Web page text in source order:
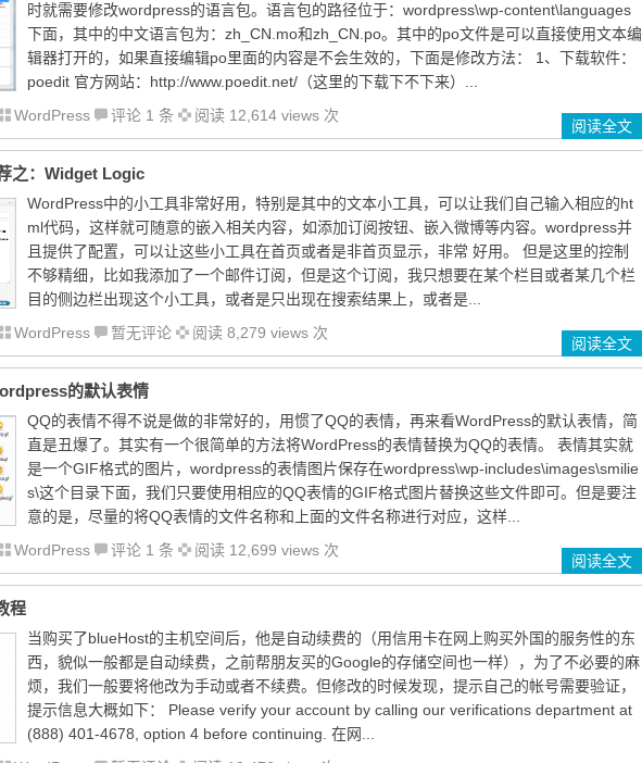
时就需要修改wordpress的语言包。语言包的路径位于：wordpress\wp-content\languages
下面，其中的中文语言包为：zh_CN.mo和zh_CN.po。其中的po文件是可以直接使用文本编
辑器打开的，如果直接编辑po里面的内容是不会生效的，下面是修改方法： 1、下载软件：
poedit 官方网站：http://www.poedit.net/（这里的下载下不下来）...
WordPress 评论 1 条 阅读 12,614 views 次
阅读全文
之：Widget Logic
WordPress中的小工具非常好用，特别是其中的文本小工具，可以让我们自己输入相应的ht
ml代码，这样就可随意的嵌入相关内容，如添加订阅按钮、嵌入微博等内容。wordpress并
且提供了配置，可以让这些小工具在首页或者是非首页显示，非常 好用。 但是这里的控制
不够精细，比如我添加了一个邮件订阅，但是这个订阅，我只想要在某个栏目或者某几个栏
目的侧边栏出现这个小工具，或者是只出现在搜索结果上，或者是...
WordPress 暂无评论 阅读 8,279 views 次
阅读全文
的默认表情
QQ的表情不得不说是做的非常好的，用惯了QQ的表情，再来看WordPress的默认表情，简
直是丑爆了。其实有一个很简单的方法将WordPress的表情替换为QQ的表情。 表情其实就
是一个GIF格式的图片，wordpress的表情图片保存在wordpress\wp-includes\images\smilie
s\这个目录下面，我们只要使用相应的QQ表情的GIF格式图片替换这些文件即可。但是要注
意的是，尽量的将QQ表情的文件名称和上面的文件名称进行对应，这样...
WordPress 评论 1 条 阅读 12,699 views 次
阅读全文
程
当购买了blueHost的主机空间后，他是自动续费的（用信用卡在网上购买外国的服务性的东
西，貌似一般都是自动续费，之前帮朋友买的Google的存储空间也一样），为了不必要的麻
烦，我们一般要将他改为手动或者不续费。但修改的时候发现，提示自己的帐号需要验证，
提示信息大概如下： Please verify your account by calling our verifications department at
(888) 401-4678, option 4 before continuing. 在网...